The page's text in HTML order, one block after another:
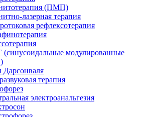
(ПМП)
лазерная терапия
рефлексотерапия
модулированные
Дарсонваля
терапия
электроанальгезия